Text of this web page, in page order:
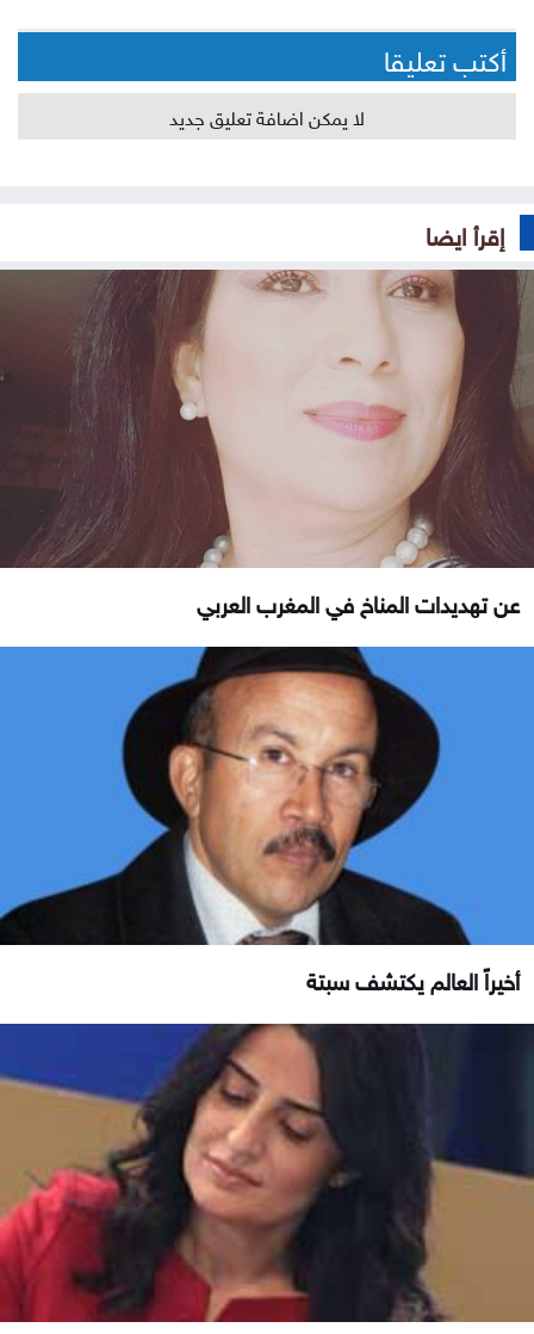
أكتب تعليقا
لا يمكن اضافة تعليق جديد
إقرأ ايضا
عن تهديدات المناخ في المغرب العربي
أخيراً العالم يكتشف سبتة